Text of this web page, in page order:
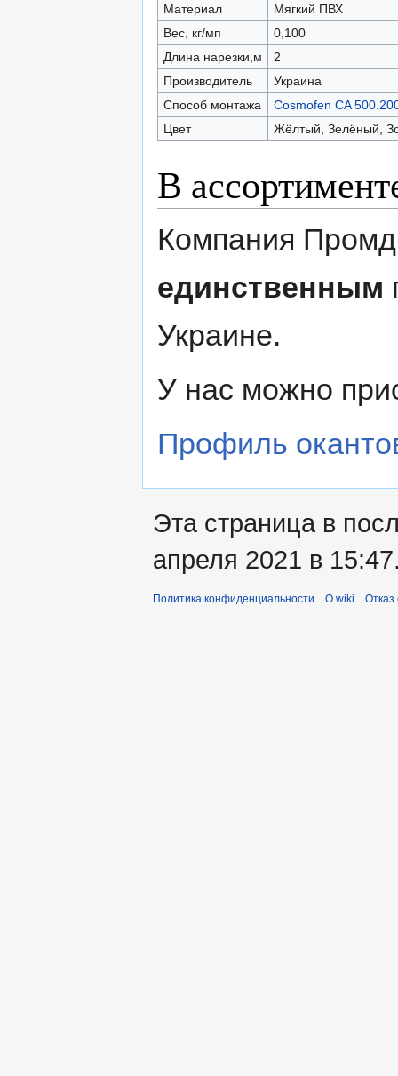
Материал
Мягкий ПВХ
Вес, кг/мп
0,100
Длина нарезки,м
2
Производитель
Украина
Способ монтажа
Cosmofen CA
Цвет
Жёлтый, Зелёный,
В
Компания
единственным
Украине.
У нас можно
Профиль
Эта страница в
апреля 2021 в
Политика конфиденциальности О wiki Отказ